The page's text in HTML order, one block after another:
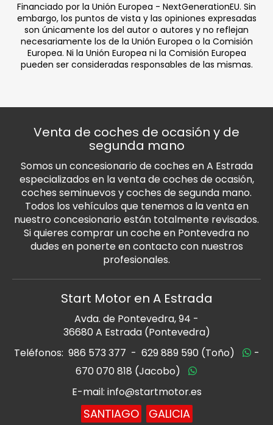
Financiado por la Unión Europea - NextGenerationEU. Sin
embargo, los puntos de vista y las opiniones expresadas
son únicamente los del autor o autores y no reflejan
necesariamente los de la Unión Europea o la Comisión
Europea. Ni la Unión Europea ni la Comisión Europea
pueden ser consideradas responsables de las mismas.
Venta de coches de ocasión y de
segunda mano
Somos un concesionario de coches en A Estrada
especializados en la venta de coches de ocasión,
coches seminuevos y coches de segunda mano.
Todos los vehículos que tenemos a la venta en
nuestro concesionario están totalmente revisados.
Si quieres comprar un coche en Pontevedra no
dudes en ponerte en contacto con nuestros
profesionales.
Start Motor en A Estrada
Avda. de Pontevedra, 94 -
36680 A Estrada (Pontevedra)
Teléfonos: 986 573 377 - 629 889 590 (Toño)
-
670 070 818 (Jacobo)
E-mail: info@startmotor.es
SANTIAGO GALICIA